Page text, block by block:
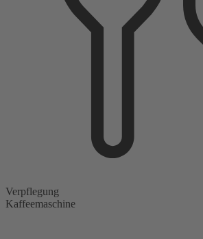
Verpflegung
Kaffeemaschine